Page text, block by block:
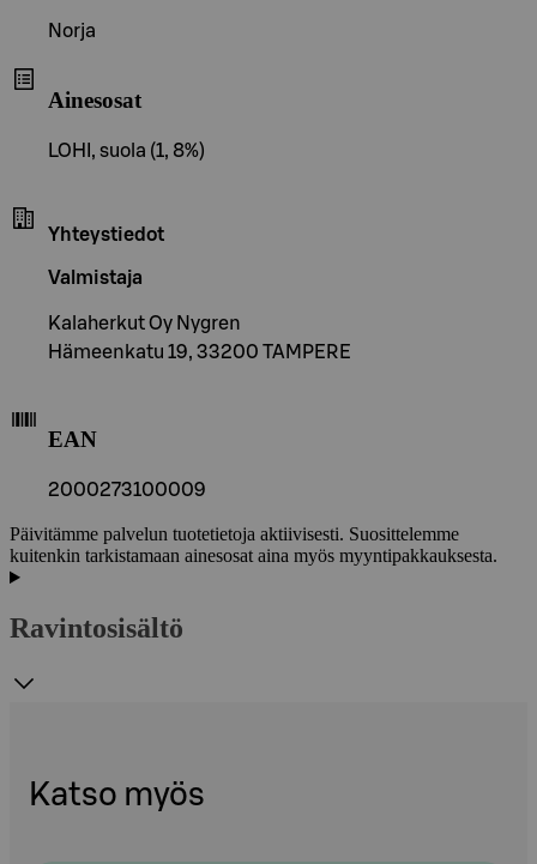
Norja
Ainesosat
LOHI, suola (1, 8%)
Yhteystiedot
Valmistaja
Kalaherkut Oy Nygren
Hämeenkatu 19, 33200 TAMPERE
EAN
2000273100009
Päivitämme palvelun tuotetietoja aktiivisesti. Suosittelemme
kuitenkin tarkistamaan ainesosat aina myös myyntipakkauksesta.
Ravintosisältö
Katso myös